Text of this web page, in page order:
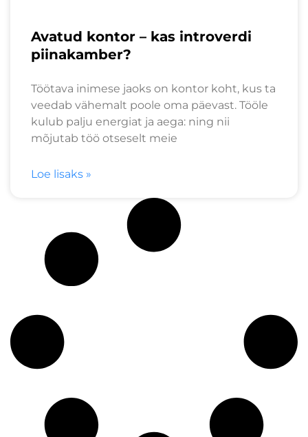
Avatud kontor – kas introverdi
piinakamber?
Töötava inimese jaoks on kontor koht, kus ta
veedab vähemalt poole oma päevast. Tööle
kulub palju energiat ja aega: ning nii
mõjutab töö otseselt meie
Loe lisaks »